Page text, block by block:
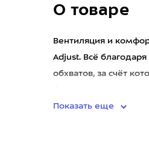
О товаре
Вентиляция и
Adjust. Всё
обхватов, за счёт
Показать еще